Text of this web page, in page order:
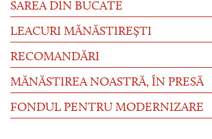
SAREA DIN BUCATE
LEACURI MĂNĂSTIREȘTI
RECOMANDĂRI
MĂNĂSTIREA NOASTRĂ, ÎN PRESĂ
FONDUL PENTRU MODERNIZARE